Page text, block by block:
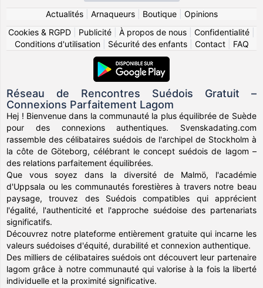
Actualités| Arnaqueurs| Boutique| Opinions
Cookies & RGPD
Publicité À propos de nous Confidentialité
Conditions d'utilisation| Sécurité des enfants| Contact| FAQ
Réseau de Rencontres Suédois Gratuit –
Connexions Parfaitement Lagom
Hej ! Bienvenue dans la communauté la plus équilibrée de Suède
pour des connexions authentiques. Svenskadating.com
rassemble des célibataires suédois de l'archipel de Stockholm à
la côte de Göteborg, célébrant le concept suédois de lagom –
des relations parfaitement équilibrées.
Que vous soyez dans la diversité de Malmö, l'académie
d'Uppsala ou les communautés forestières à travers notre beau
paysage, trouvez des Suédois compatibles qui apprécient
l'égalité, l'authenticité et l'approche suédoise des partenariats
significatifs.
Découvrez notre plateforme entièrement gratuite qui incarne les
valeurs suédoises d'équité, durabilité et connexion authentique.
Des milliers de célibataires suédois ont découvert leur partenaire
lagom grâce à notre communauté qui valorise à la fois la liberté
individuelle et la proximité significative.